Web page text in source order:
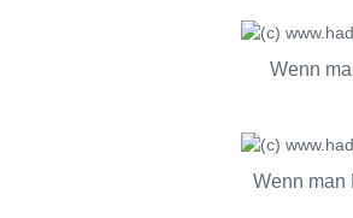
Wenn
Wenn man